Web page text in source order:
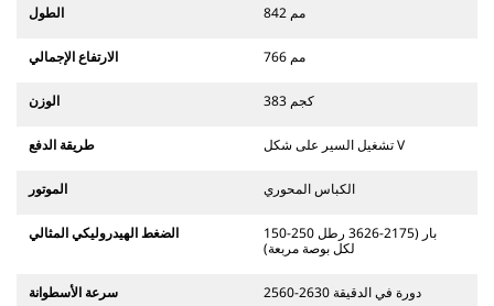
الطول 842 مم
الارتفاع الإجمالي 766 مم
الوزن 383 كجم
طريقة الدفع تشغيل السير على شكل V
الموتور الكباس المحوري
الضغط الهيدروليكي المثالي
150-250 بار (2175-3626 رطل
لكل بوصة مربعة)
سرعة الأسطوانة 2560-2630 دورة في الدقيقة